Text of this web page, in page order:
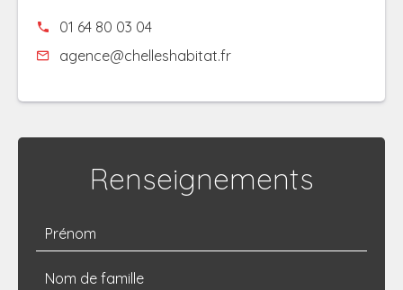
01 64 80 03 04
agence@chelleshabitat.fr
Renseignements